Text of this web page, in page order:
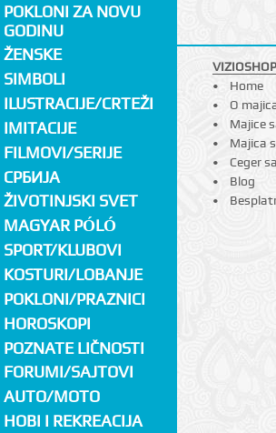
POKLONI ZA NOVU
GODINU
ŽENSKE
SIMBOLI
ILUSTRACIJE/CRTEŽI
IMITACIJE
FILMOVI/SERIJE
СРБИЈА
ŽIVOTINJSKI SVET
MAGYAR PÓLÓ
SPORT/KLUBOVI
KOSTURI/LOBANJE
POKLONI/PRAZNICI
HOROSKOPI
POZNATE LIČNOSTI
FORUMI/SAJTOVI
AUTO/MOTO
HOBI I REKREACIJA
VIZIOSHOP
Home
O
Majice
Majica
Ceger
Blog